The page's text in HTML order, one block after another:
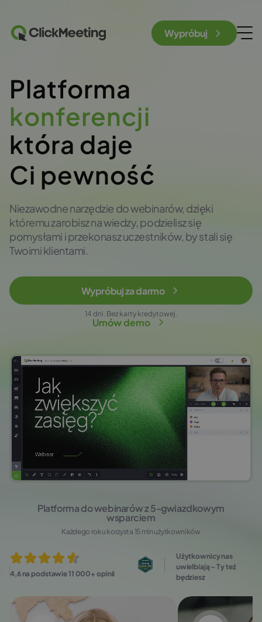
Wypróbuj
Platforma
która daje
Ci pewność
Niezawodne narzędzie do webinarów, dzięki
któremu zarobisz na wiedzy, podzielisz się
pomysłami i przekonasz uczestników, by stali się
Twoimi klientami.
Wypróbuj za darmo
14 dni. Bez karty kredytowej.
Umów demo
4,6 na podstawie 11 000+ opinii
Platforma do webinarów z 5‑gwiazdkowym
wsparciem
Każdego roku korzysta 15 mln użytkowników
Użytkownicy nas
uwielbiają – Ty też
będziesz